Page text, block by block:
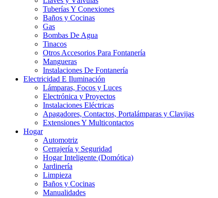
Tuberías Y Conexiones
Baños y Cocinas
Gas
Bombas De Agua
Tinacos
Otros Accesorios Para Fontanería
Mangueras
Instalaciones De Fontanería
Electricidad E Iluminación
Lámparas, Focos y Luces
Electrónica y Proyectos
Instalaciones Eléctricas
Apagadores, Contactos, Portalámparas y Clavijas
Extensiones Y Multicontactos
Hogar
Automotriz
Cerrajería y Seguridad
Hogar Inteligente (Domótica)
Jardinería
Limpieza
Baños y Cocinas
Manualidades